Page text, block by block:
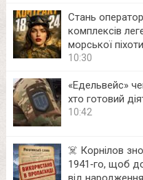
Стань
комплексів
морської піхоти
10:30
«Едельвейс»
хто готовий
10:42
☠️ Корнілов
1941‑го, щоб